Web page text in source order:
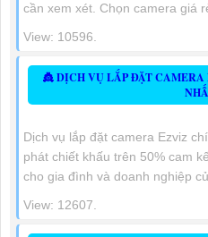
cần xem xét. Chọn camera giá
View: 10596.
👸 DỊCH VỤ LẮP ĐẶT
Dịch vụ lắp đặt camera Ezviz
phát chiết khấu trên 50% cam
cho gia đình và doanh nghiệp
View: 12607.